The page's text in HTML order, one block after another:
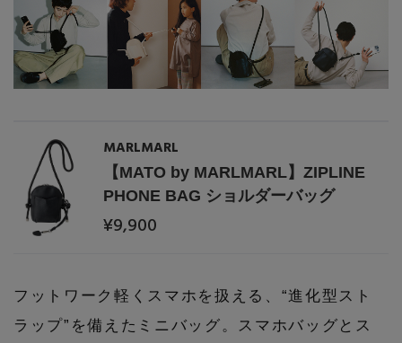
【エディターズ・エッセンシャル】
ベーシックとトレンドが交差する16の名品
MARLMARL
【MATO by MARLMARL】ZIPLINE
PHONE BAG ショルダーバッグ
¥9,900
フットワーク軽くスマホを扱える、“進化型スト
ラップ”を備えたミニバッグ。スマホバッグとス